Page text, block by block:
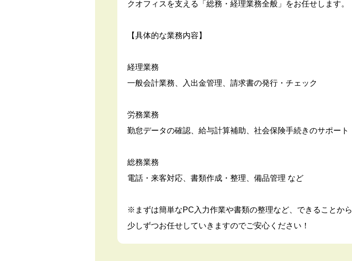
クオフィスを支える「総務・経理業務全般」をお任せします。
【具体的な業務内容】
経理業務
一般会計業務、入出金管理、請求書の発行・チェック
労務業務
勤怠データの確認、給与計算補助、社会保険手続きのサポート
総務業務
電話・来客対応、書類作成・整理、備品管理 など
※まずは簡単なPC入力作業や書類の整理など、できることから
少しずつお任せしていきますのでご安心ください！